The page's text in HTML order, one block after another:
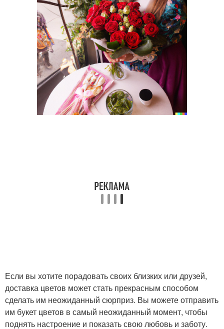
Если вы хотите порадовать своих близких или друзей,
доставка цветов может стать прекрасным способом
сделать им неожиданный сюрприз. Вы можете отправить
им букет цветов в самый неожиданный момент, чтобы
поднять настроение и показать свою любовь и заботу.